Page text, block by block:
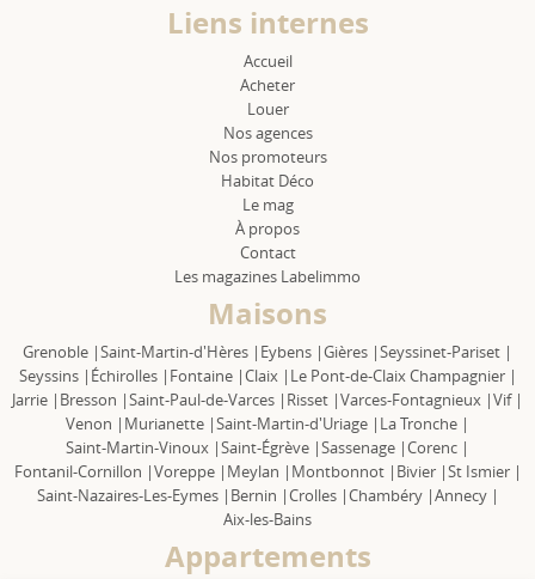
Liens internes
Accueil
Acheter
Louer
Nos agences
Nos promoteurs
Habitat Déco
Le mag
À propos
Contact
Les magazines Labelimmo
Maisons
Grenoble |Saint-Martin-d'Hères | Eybens |Gières |Seyssinet-Pariset |
Seyssins | Échirolles | Fontaine |Claix | Le Pont-de-Claix Champagnier |
Jarrie | Bresson |Saint-Paul-de-Varces | Risset |Varces-Fontagnieux |Vif |
Venon | Murianette |Saint-Martin-d'Uriage | La Tronche |
Saint-Martin-Vinoux |Saint-Égrève |Sassenage |Corenc |
Fontanil-Cornillon |Voreppe | Meylan | Montbonnot | Bivier |St Ismier |
Saint-Nazaires-Les-Eymes | Bernin |Crolles |Chambéry |Annecy |
Aix-les-Bains
Appartements